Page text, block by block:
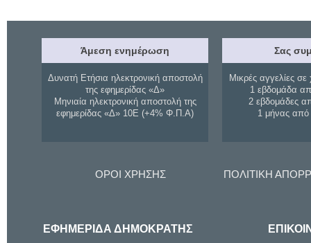
Άμεση ενημέρωση
Δυνατή Ετήσια ηλεκτρονική αποστολή
της εφημερίδας «Δ»
Μηνιαία ηλεκτρονική αποστολή της
εφημερίδας «Δ» 10Ε (+4% Φ.Π.Α)
Σας
Μικρές αγγελίες σε
1 εβδομάδα
2 εβδομάδες
1 μήνας
ΟΡΟΙ ΧΡΗΣΗΣ ΠΟΛΙΤΙΚΗ
ΕΦΗΜΕΡΙΔΑ ΔΗΜΟΚΡΑΤΗΣ